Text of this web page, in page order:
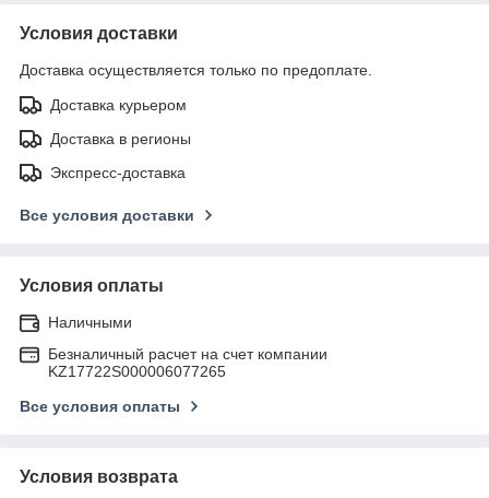
Условия доставки
Доставка осуществляется только по предоплате.
Доставка курьером
Доставка в регионы
Экспресс-доставка
Все условия доставки
Условия оплаты
Наличными
Безналичный расчет на счет компании
KZ17722S000006077265
Все условия оплаты
Условия возврата